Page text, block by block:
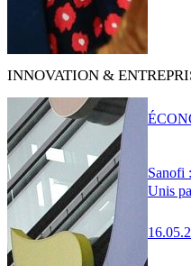
INNOVATION &
Sanofi
Unis